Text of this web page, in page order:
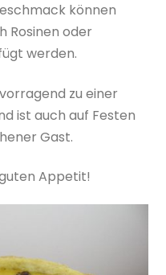
können
Rosinen oder
werden.
zu einer
ist auch auf Festen
Gast.
Appetit!